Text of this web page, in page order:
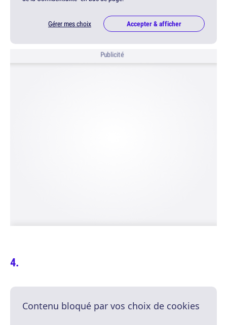
Gérer mes choix Accepter & afficher
Publicité
Contenu bloqué par vos choix de cookies